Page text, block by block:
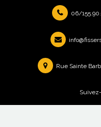
06/
Rue Sainte